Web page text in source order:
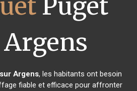
Puget
Argens, les habitants ont besoin
fiable et efficace pour affronter